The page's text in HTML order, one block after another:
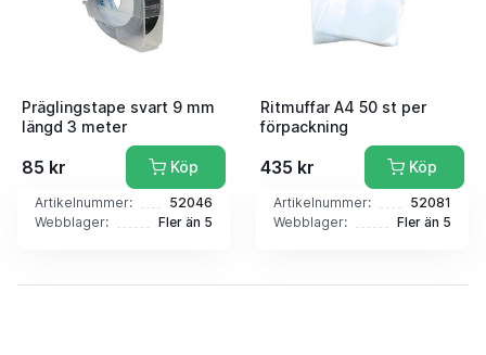
Präglingstape svart 9 mm
längd 3 meter
85 kr Köp
Artikelnummer:
52046
Webblager:
Fler än 5
Ritmuffar A4 50 st per
förpackning
435 kr Köp
Artikelnummer:
52081
Webblager:
Fler än 5